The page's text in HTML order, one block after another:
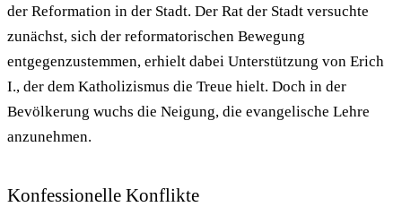
der Reformation in der Stadt. Der Rat der Stadt versuchte
zunächst, sich der reformatorischen Bewegung
entgegenzustemmen, erhielt dabei Unterstützung von Erich
I., der dem Katholizismus die Treue hielt. Doch in der
Bevölkerung wuchs die Neigung, die evangelische Lehre
anzunehmen.
Konfessionelle Konflikte